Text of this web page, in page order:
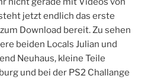
jetzt endlich das erste
Download bereit. Zu sehen
beiden Locals Julian und
Neuhaus, kleine Teile
und bei der PS2 Challange